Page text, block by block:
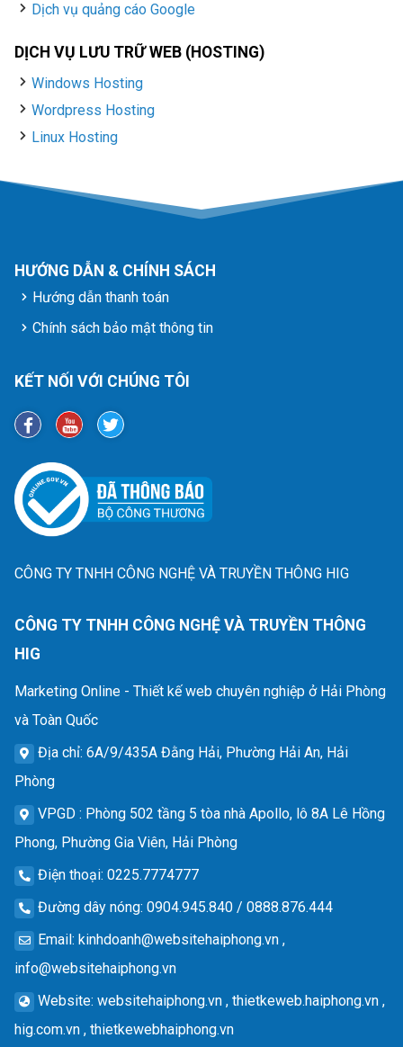
Dịch vụ quảng cáo Google
DỊCH VỤ LƯU TRỮ WEB (HOSTING)
Windows Hosting
Wordpress Hosting
Linux Hosting
HƯỚNG DẪN & CHÍNH SÁCH
Hướng dẫn thanh toán
Chính sách bảo mật thông tin
KẾT NỐI VỚI CHÚNG TÔI
CÔNG TY TNHH CÔNG NGHỆ VÀ TRUYỀN THÔNG HIG
CÔNG TY TNHH CÔNG NGHỆ VÀ TRUYỀN THÔNG
HIG
Marketing Online - Thiết kế web chuyên nghiệp ở Hải Phòng
và Toàn Quốc
Địa chỉ: 6A/9/435A Đằng Hải, Phường Hải An, Hải
Phòng
VPGD : Phòng 502 tầng 5 tòa nhà Apollo, lô 8A Lê Hồng
Phong, Phường Gia Viên, Hải Phòng
Điện thoại: 0225.7774777
Đường dây nóng: 0904.945.840 / 0888.876.444
Email: kinhdoanh@websitehaiphong.vn ,
info@websitehaiphong.vn
Website: websitehaiphong.vn , thietkeweb.haiphong.vn ,
hig.com.vn , thietkewebhaiphong.vn